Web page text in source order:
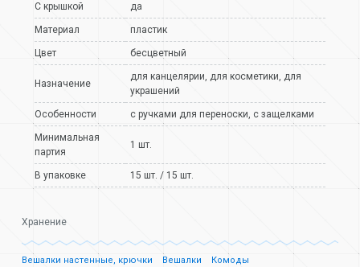
С крышкой да
Материал пластик
Цвет бесцветный
Назначение
для канцелярии, для косметики, для
украшений
Особенности с ручками для переноски, с защелками
Минимальная
партия
1 шт.
В упаковке 15 шт. / 15 шт.
Хранение
Вешалки настенные, крючки Вешалки Комоды